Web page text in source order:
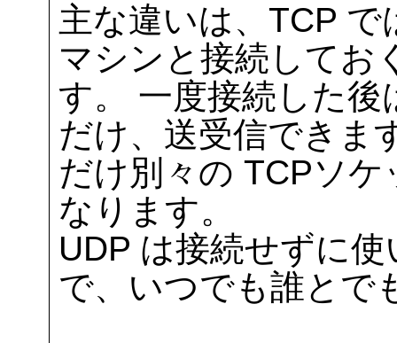
主な違いは、TCP
マシンと接続してお
す。 一度接続した
だけ、送受信できま
だけ別々の TCPソ
なります。
UDP は接続せずに
で、いつでも誰とで